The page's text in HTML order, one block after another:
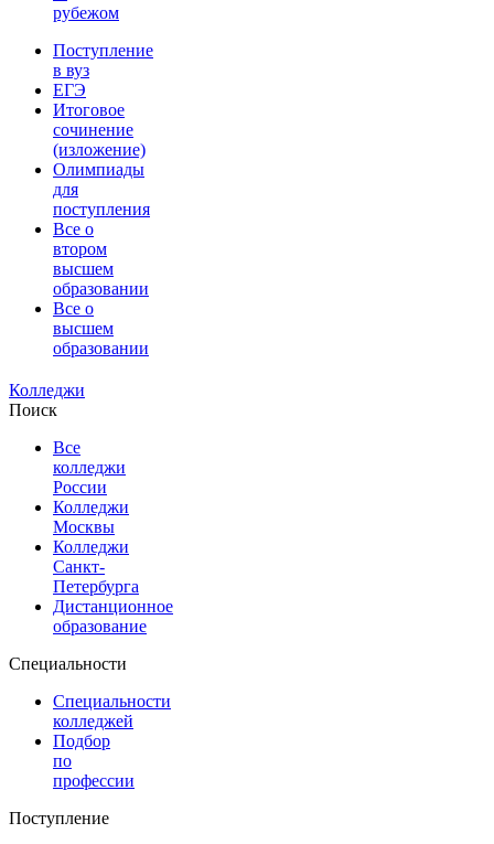
рубежом
Поступление
в вуз
ЕГЭ
Итоговое
сочинение
(изложение)
Олимпиады
для
поступления
Все о
втором
высшем
образовании
Все о
высшем
образовании
Колледжи
Поиск
Все
колледжи
России
Колледжи
Москвы
Колледжи
Санкт-
Петербурга
Дистанционное
образование
Специальности
Специальности
колледжей
Подбор
по
профессии
Поступление